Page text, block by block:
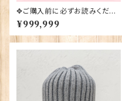
✥ご購入前に必ずお読みくださ
い✥
¥999,999